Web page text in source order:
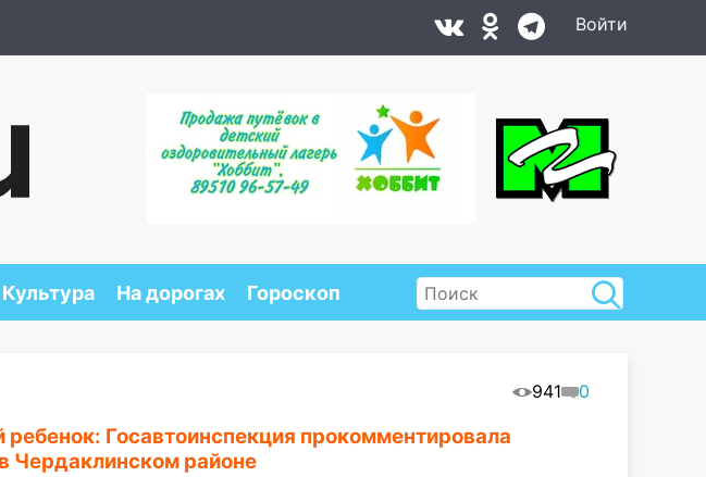
Войти
Культура На дорогах Гороскоп
941 0
ребенок: Госавтоинспекция прокомментировала
Чердаклинском районе